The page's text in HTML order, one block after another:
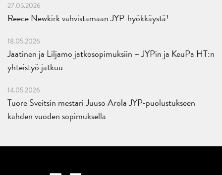
27.05.2026
Reece Newkirk vahvistamaan JYP-hyökkäystä!
18.05.2026
Jaatinen ja Liljamo jatkosopimuksiin – JYPin ja KeuPa HT:n
yhteistyö jatkuu
14.05.2026
Tuore Sveitsin mestari Juuso Arola JYP-puolustukseen
kahden vuoden sopimuksella